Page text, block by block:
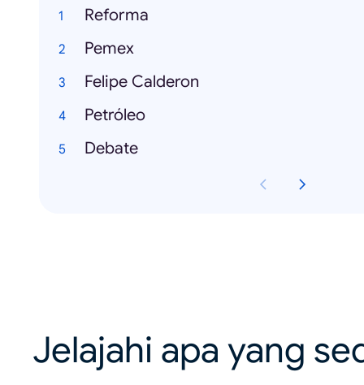
Reforma
Pemex
Felipe Calderon
Petróleo
Debate
Jelajahi apa yang